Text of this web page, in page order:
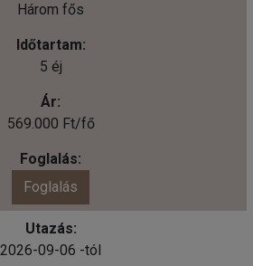
Három fős
5 éj
569.000 Ft/fő
Foglalás
2026-09-06 -tól